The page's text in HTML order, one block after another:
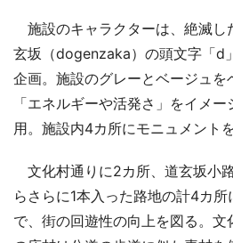
施設のキャラクターは、絶滅し
玄坂（dogenzaka）の頭文字「d
企画。施設のグレーとベージュを
「エネルギーや活発さ」をイメ
用。施設内4カ所にモニュメントを
文化村通りに2カ所、道玄坂小
らさらに1本入った路地の計4カ
で、街の回遊性の向上を図る。文